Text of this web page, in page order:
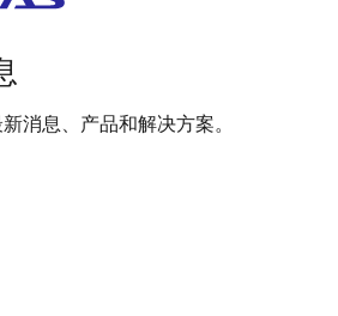
消息、产品和解决方案。